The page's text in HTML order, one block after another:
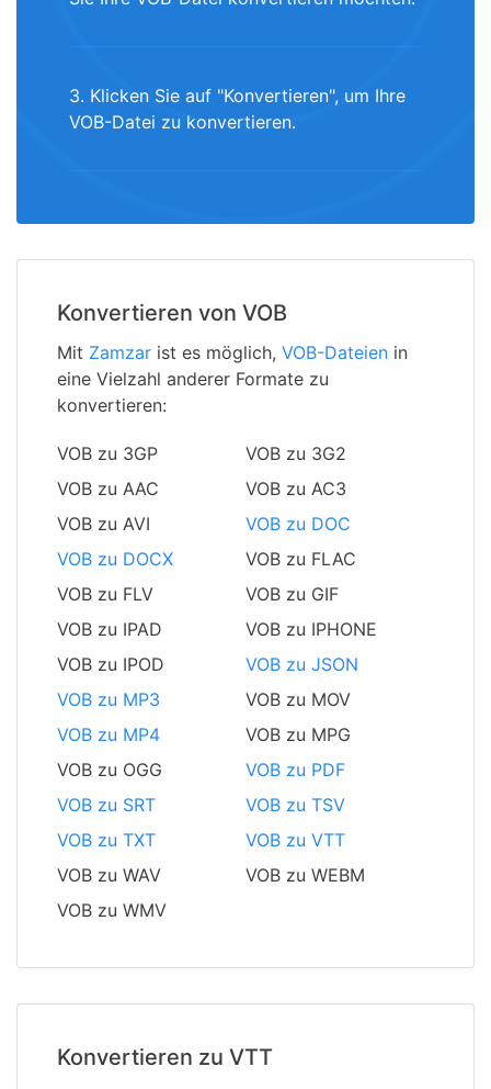
3. Klicken Sie auf "Konvertieren", um Ihre
VOB-Datei zu konvertieren.
Konvertieren von VOB
Mit Zamzar ist es möglich, VOB-Dateien in
eine Vielzahl anderer Formate zu
konvertieren:
VOB zu 3GP
VOB zu 3G2
VOB zu AAC
VOB zu AC3
VOB zu AVI
VOB zu DOC
VOB zu DOCX
VOB zu FLAC
VOB zu FLV
VOB zu GIF
VOB zu IPAD
VOB zu IPHONE
VOB zu IPOD
VOB zu JSON
VOB zu MP3
VOB zu MOV
VOB zu MP4
VOB zu MPG
VOB zu OGG
VOB zu PDF
VOB zu SRT
VOB zu TSV
VOB zu TXT
VOB zu VTT
VOB zu WAV
VOB zu WEBM
VOB zu WMV
Konvertieren zu VTT